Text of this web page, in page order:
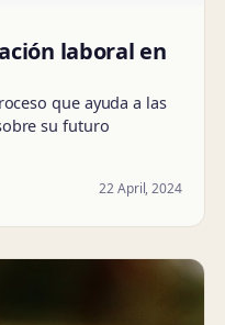
laboral en
que ayuda a las
su futuro
22 April, 2024